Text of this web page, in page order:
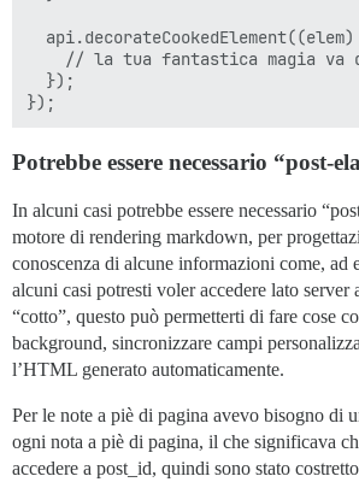
api.decorateCookedElement((elem)
// la tua fantastica magia va
  });
Potrebbe essere necessario “post-
In alcuni casi potrebbe essere necessario
motore di rendering markdown, per
conoscenza di alcune informazioni come, ad
alcuni casi potresti voler accedere lato
“cotto”, questo può permetterti di fare cose
background, sincronizzare campi
l’HTML generato automaticamente.
Per le note a piè di pagina avevo bisogno di
ogni nota a piè di pagina, il che significava
accedere a post_id, quindi sono stato